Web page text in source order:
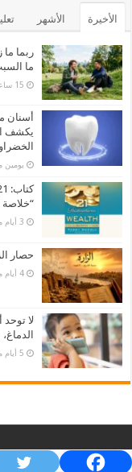
الأخيرة الأشهر
ربما ما
ما
أسنان
يكشف
“خلاصة الخلاصة-
حصار الزارة
‏4 أيام مضت
لا